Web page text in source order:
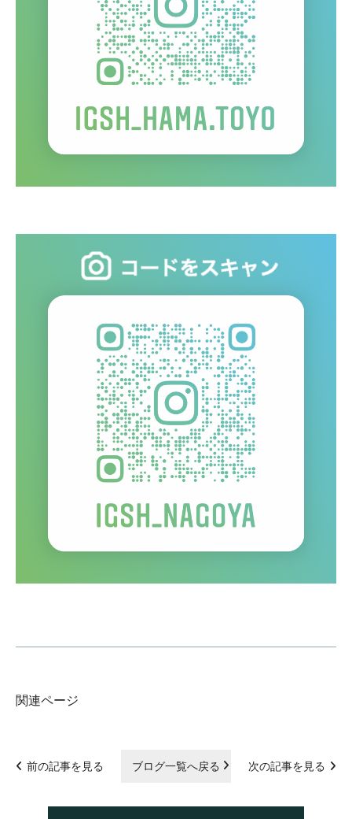
関連ページ
前の記事を見る ブログ一覧へ戻る 次の記事を見る